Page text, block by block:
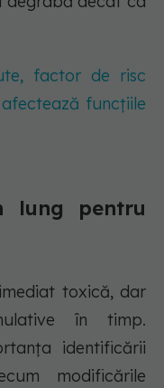
factor de risc
funcțiile
lung pentru
toxică, dar
în timp.
identificării
modificările